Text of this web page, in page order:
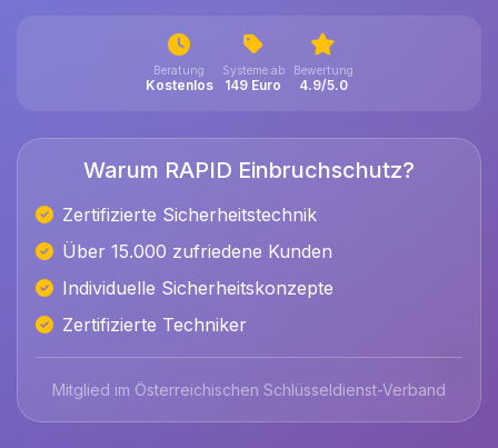
Beratung
Kostenlos
Systeme ab
149 Euro
Bewertung
4.9/5.0
Warum RAPID Einbruchschutz?
Zertifizierte Sicherheitstechnik
Über 15.000 zufriedene Kunden
Individuelle Sicherheitskonzepte
Zertifizierte Techniker
Mitglied im Österreichischen Schlüsseldienst-Verband